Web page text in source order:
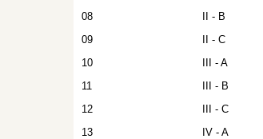
08
II - B
09
II - C
10
III - A
11
III - B
12
III - C
13
IV - A